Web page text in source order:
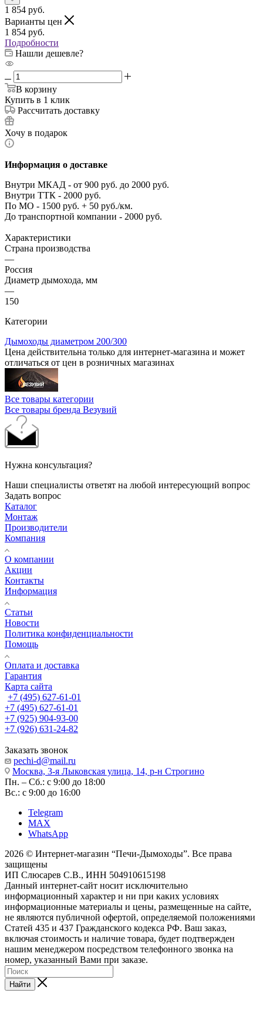
1 854 руб.
Варианты цен
1 854 руб.
Подробности
Нашли дешевле?
В корзину
Купить в 1 клик
Рассчитать доставку
Хочу в подарок
Информация о доставке
Внутри МКАД - от 900 руб. до 2000 руб.
Внутри ТТК - 2000 руб.
По МО - 1500 руб. + 50 руб./км.
До транспортной компании - 2000 руб.
Характеристики
Страна производства
—
Россия
Диаметр дымохода, мм
—
150
Категории
Дымоходы диаметром 200/300
Цена действительна только для интернет-магазина и может
отличаться от цен в розничных магазинах
Все товары категории
Все товары бренда Везувий
Нужна консультация?
Наши специалисты ответят на любой интересующий вопрос
Задать вопрос
Каталог
Монтаж
Производители
Компания
О компании
Акции
Контакты
Информация
Статьи
Новости
Политика конфиденциальности
Помощь
Оплата и доставка
Гарантия
Карта сайта
+7 (495) 627-61-01
+7 (495) 627-61-01
+7 (925) 904-93-00
+7 (926) 631-24-82
Заказать звонок
pechi-d@mail.ru
Москва, 3-я Лыковская улица, 14, р-н Строгино
Пн. – Сб.: с 9:00 до 18:00
Вс.: с 9:00 до 16:00
Telegram
MAX
WhatsApp
2026 © Интернет-магазин “Печи-Дымоходы”. Все права
защищены
ИП Слюсарев С.В., ИНН 504910615198
Данный интернет-сайт носит исключительно
информационный характер и ни при каких условиях
информационные материалы и цены, размещенные на сайте,
не являются публичной офертой, определяемой положениями
Статей 435 и 437 Гражданского кодекса РФ. Ваш заказ,
включая стоимость и наличие товара, будет подтвержден
нашим менеджером посредством телефонного звонка на
номер, указанный Вами при заказе.
Найти